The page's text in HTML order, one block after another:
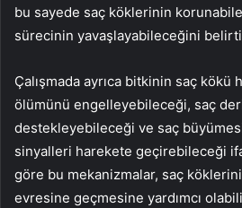
bu sayede saç köklerinin
sürecinin yavaşlayabileceğini
Çalışmada ayrıca bitkinin saç
ölümünü engelleyebileceği, saç
destekleyebileceği ve saç
sinyalleri harekete geçirebileceği
göre bu mekanizmalar, saç
evresine geçmesine yardımcı